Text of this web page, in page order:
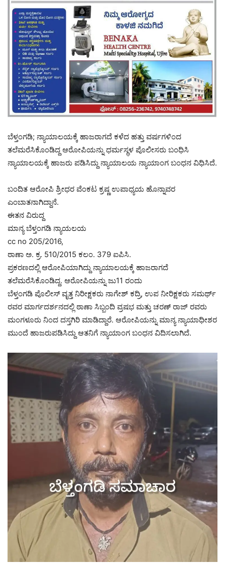
ಬೆಳ್ತಂಗಡಿ; ನ್ಯಾಯಾಲಯಕ್ಕೆ ಹಾಜರಾಗದೆ ಕಳೆದ ಹತ್ತು ವರ್ಷಗಳಿಂದ
ತಲೆಮರೆಸಿಕೊಂಡಿದ್ದ ಆರೋಪಿಯನ್ನು ಧರ್ಮಸ್ಥಳ ಪೊಲೀಸರು ಬಂಧಿಸಿ
ನ್ಯಾಯಾಲಯಕ್ಕೆ ಹಾಜರು ಪಡಿಸಿದ್ದು ನ್ಯಾಯಾಲಯ ನ್ಯಾಯಾಂಗ ಬಂಧನ ವಿಧಿಸಿದೆ.
ಬಂದಿತ ಆರೋಪಿ ಶ್ರೀಧರ ವೆಂಕಟ ಕ್ರಷ್ಣ ಉಪಾಧ್ಯಯ ಹೊನ್ನಾವರ
ಎಂಬಾತನಾಗಿದ್ದಾನೆ.
ಈತನ ವಿರುದ್ದ
ಮಾನ್ಯ ಬೆಳ್ತಂಗಡಿ ನ್ಯಾಯಲಯ
cc no 205/2016,
ಠಾಣಾ ಅ. ಕ್ರ. 510/2015 ಕಲಂ. 379 ಐಪಿಸಿ.
ಪ್ರಕರಣದಲ್ಲಿ ಆರೋಪಿಯಾಗಿದ್ದು ನ್ಯಾಯಾಲಯಕ್ಕೆ ಹಾಜರಾಗದೆ
ತಲೆಮರೆಸಿಕೊಂಡಿದ್ದ. ಆರೋಪಿಯನ್ನು ಜು11 ರಂದು
ಬೆಳ್ತಂಗಡಿ ಪೊಲೀಸ್ ವೃತ್ತ ನಿರೀಕ್ಷಕರು ನಾಗೇಶ್ ಕದ್ರಿ, ಉಪ ನೀರಿಕ್ಷಕರು ಸಮರ್ಥ್
ರವರ ಮಾರ್ಗದರ್ಶನದಲ್ಲಿ ಠಾಣಾ ಸಿಬ್ಬಂದಿ ವ್ರಷಭ ಮತ್ತು ಚರಣ್ ರಾಜ್ ರವರು
ಮಂಗಳೂರು ನಿಂದ ದಸ್ತಗಿರಿ ಮಾಡಿದ್ದಾರೆ. ಆರೋಪಿಯನ್ನು ಮಾನ್ಯ ನ್ಯಾಯಾಧೀಶರ
ಮುಂದೆ ಹಾಜರುಪಡಿಸಿದ್ದು ಆತನಿಗೆ ನ್ಯಾಯಾಂಗ ಬಂಧನ ವಿದಿಸಲಾಗಿದೆ.